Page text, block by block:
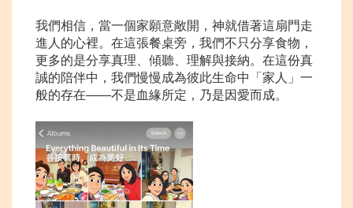
我們相信，當一個家願意敞開，神就借著這扇門走
進人的心裡。在這張餐桌旁，我們不只分享食物，
更多的是分享真理、傾聽、理解與接納。在這份真
誠的陪伴中，我們慢慢成為彼此生命中「家人」一
般的存在——不是血緣所定，乃是因愛而成。